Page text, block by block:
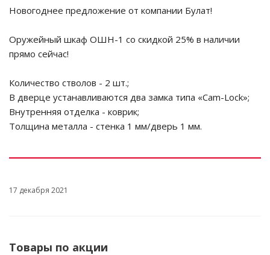
Новогоднее предложение от компании Булат!
Оружейный шкаф ОШН-1 со скидкой 25% в наличии
прямо сейчас!
Количество стволов - 2 шт.;
В дверце устанавливаются два замка типа «Cam-Lock»;
Внутренняя отделка - коврик;
Толщина металла - стенка 1 мм/дверь 1 мм.
17 декабря 2021
Товары по акции